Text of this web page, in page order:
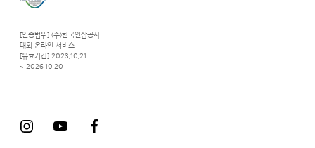
[인증범위] (주)한국인삼공사
대외 온라인 서비스
[유효기간] 2023.10.21
~ 2026.10.20